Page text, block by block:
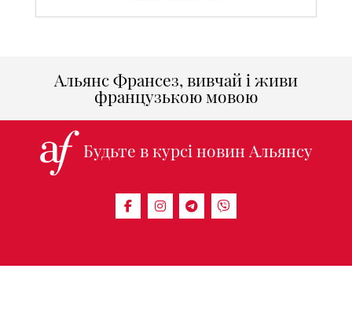
Альянс Франсез, вивчай і живи
французькою мовою
Будьте в курсі новин Альянсу